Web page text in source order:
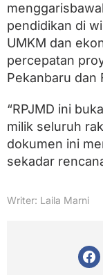
pendidikan di
UMKM dan
percepatan
Pekanbaru dan
“RPJMD ini
milik seluruh
dokumen ini
sekadar
Writer: Laila Marni